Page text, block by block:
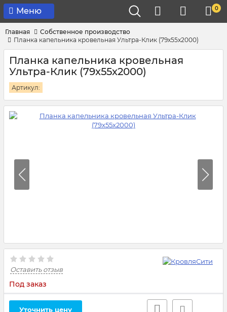
Меню 0
Главная
Собственное производство
Планка капельника кровельная Ультра-Клик (79х55х2000)
Планка капельника кровельная
Ультра-Клик (79х55х2000)
Артикул:
Оставить отзыв
Под заказ
Уточнить цену